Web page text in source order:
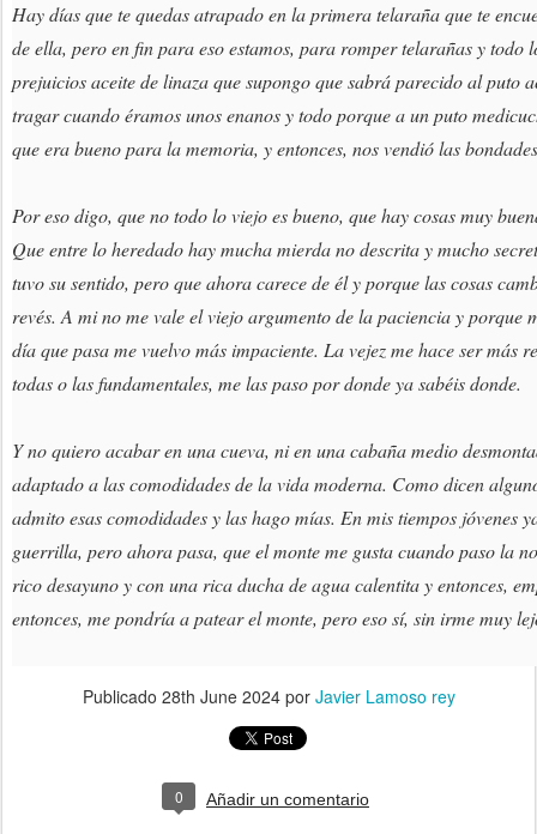
Hay días que te quedas atrapado en la primera telaraña que te
de ella, pero en fin para eso estamos, para romper telarañas y todo
prejuicios aceite de linaza que supongo que sabrá parecido al puto
tragar cuando éramos unos enanos y todo porque a un puto
que era bueno para la memoria, y entonces, nos vendió las
Por eso digo, que no todo lo viejo es bueno, que hay cosas muy
Que entre lo heredado hay mucha mierda no descrita y mucho
tuvo su sentido, pero que ahora carece de él y porque las cosas
revés. A mi no me vale el viejo argumento de la paciencia y porque
día que pasa me vuelvo más impaciente. La vejez me hace ser más
todas o las fundamentales, me las paso por donde ya sabéis donde.
Y no quiero acabar en una cueva, ni en una cabaña medio
adaptado a las comodidades de la vida moderna. Como dicen
admito esas comodidades y las hago mías. En mis tiempos jóvenes
guerrilla, pero ahora pasa, que el monte me gusta cuando paso la
rico desayuno y con una rica ducha de agua calentita y entonces,
entonces, me pondría a patear el monte, pero eso sí, sin irme muy
Publicado 28th June 2024por Javier Lamoso rey
0 Añadir un comentario